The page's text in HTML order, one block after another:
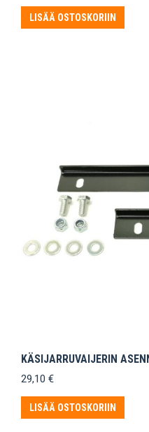
LISÄÄ OSTOSKORIIN
KÄSIJARRUVAIJERIN
29,10 €
LISÄÄ OSTOSKORIIN